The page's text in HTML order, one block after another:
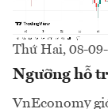
Thứ Hai, 08-
Ngưỡng hỗ
VnEconomy